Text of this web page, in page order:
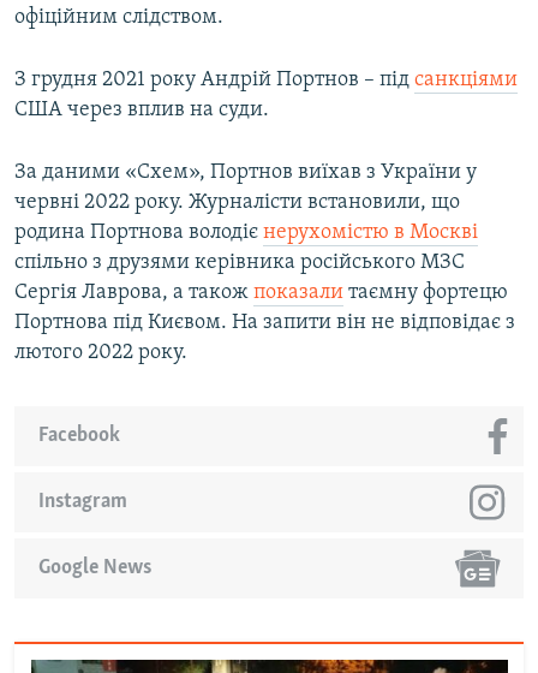
офіційним слідством.
З грудня 2021 року Андрій Портнов – під санкціями
США через вплив на суди.
За даними «Схем», Портнов виїхав з України у
червні 2022 року. Журналісти встановили, що
родина Портнова володіє нерухомістю в Москві
спільно з друзями керівника російського МЗС
Сергія Лаврова, а також показали таємну фортецю
Портнова під Києвом. На запити він не відповідає з
лютого 2022 року.
Instagram
Google News
Facebook